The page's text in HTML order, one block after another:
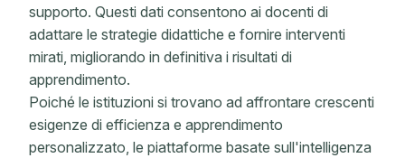
supporto. Questi dati consentono ai docenti di
adattare le strategie didattiche e fornire interventi
mirati, migliorando in definitiva i risultati di
apprendimento.
Poiché le istituzioni si trovano ad affrontare crescenti
esigenze di efficienza e apprendimento
personalizzato, le piattaforme basate sull'intelligenza